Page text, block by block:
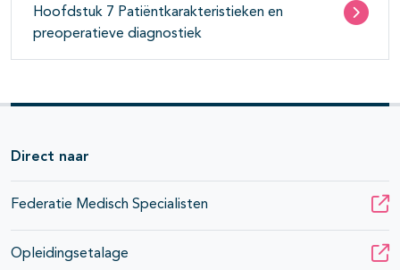
Hoofdstuk 7 Patiëntkarakteristieken en
preoperatieve diagnostiek
Direct naar
Federatie Medisch Specialisten
Opleidingsetalage